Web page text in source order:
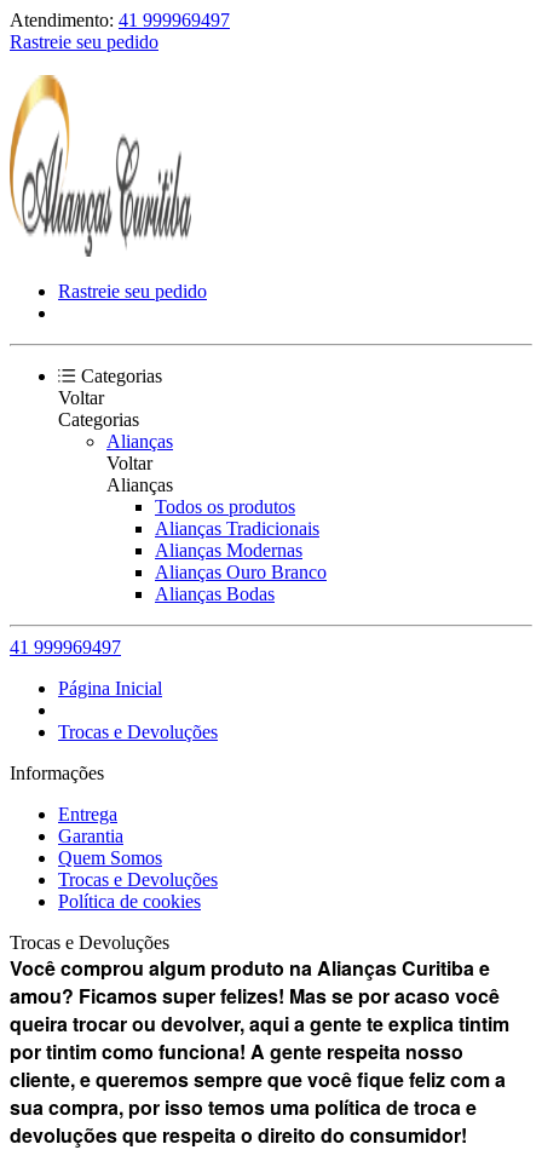
Atendimento: 41 999969497
Rastreie seu pedido
Rastreie seu pedido
Categorias
Voltar
Categorias
Alianças
Voltar
Alianças
Todos os produtos
Alianças Tradicionais
Alianças Modernas
Alianças Ouro Branco
Alianças Bodas
41 999969497
Página Inicial
Trocas e Devoluções
Informações
Entrega
Garantia
Quem Somos
Trocas e Devoluções
Política de cookies
Trocas e Devoluções
Você comprou algum produto na Alianças Curitiba e
amou? Ficamos super felizes! Mas se por acaso você
queira trocar ou devolver, aqui a gente te explica tintim
por tintim como funciona! A gente respeita nosso
cliente, e queremos sempre que você fique feliz com a
sua compra, por isso temos uma política de troca e
devoluções que respeita o direito do consumidor!